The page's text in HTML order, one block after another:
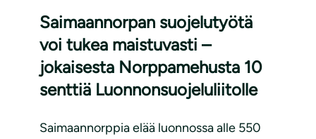
Saimaannorpan suojelutyötä
voi tukea maistuvasti –
jokaisesta Norppamehusta 10
senttiä Luonnonsuojeluliitolle
Saimaannorppia elää luonnossa alle 550